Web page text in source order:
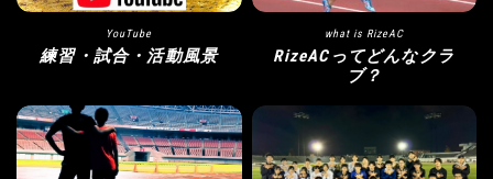
YouTube
練習・試合・活動風景
what is RizeAC
RizeACってどんなクラ
ブ？